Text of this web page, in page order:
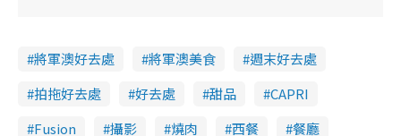
將軍澳好去處 將軍澳美食
週末好去處
拍拖好去處
好去處 甜品
CAPRI
Fusion
攝影 燒肉 西餐
餐廳